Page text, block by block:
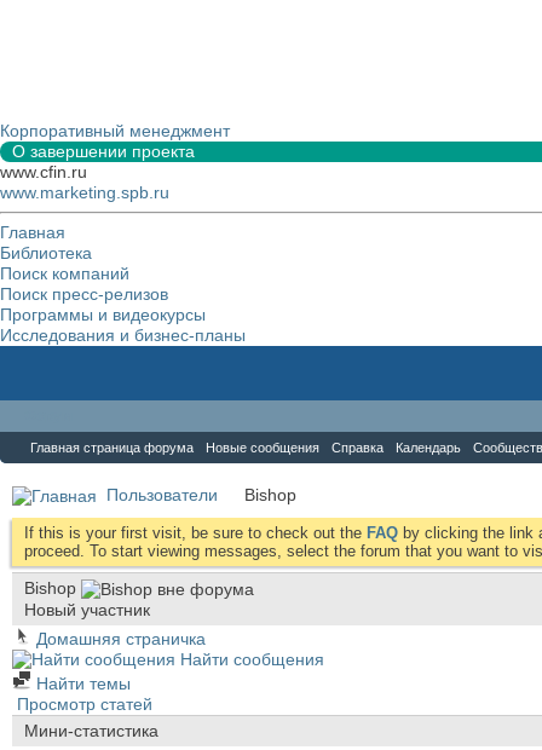
Корпоративный менеджмент
О завершении проекта
www.cfin.ru
www.marketing.spb.ru
Главная
Библиотека
Поиск компаний
Поиск пресс-релизов
Программы и видеокурсы
Исследования и бизнес-планы
Главная страница форума Новые сообщения Справка Календарь
Пользователи Bishop
If this is your first visit, be sure to check out the FAQ by clicking the link
proceed. To start viewing messages, select the forum that you want to
Bishop
Новый участник
Домашняя страничка
Найти сообщения
Найти темы
Просмотр статей
Мини-статистика